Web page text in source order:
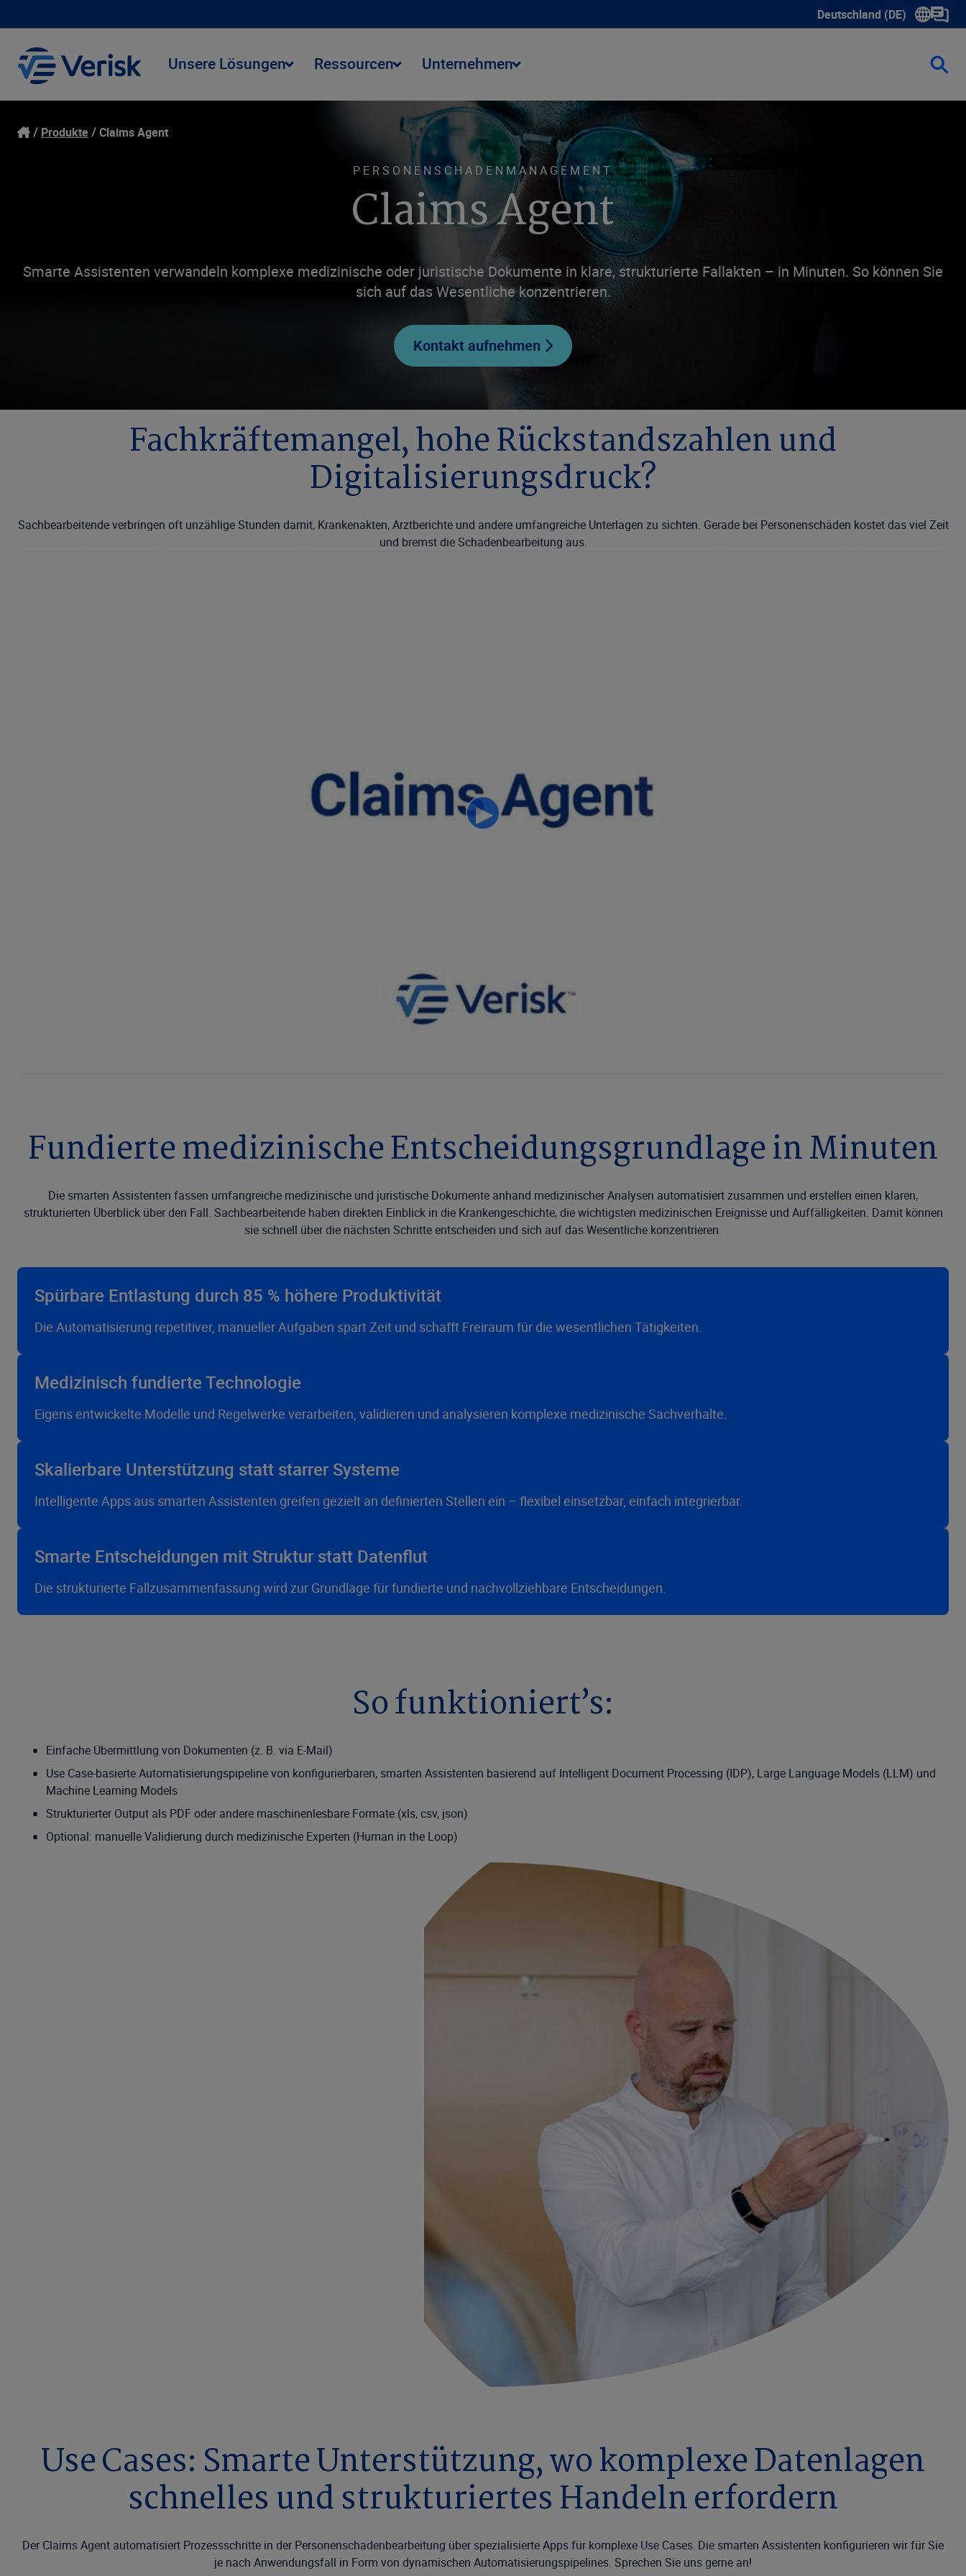
Deutschland (DE)
Show submenu for
Unsere Lösungen Ressourcen Unternehmen
Produkte Claims Agent
PERSONENSCHADENMANAGEMENT
Claims Agent
Smarte Assistenten verwandeln komplexe medizinische oder juristische Dokumente in klare, strukturierte Fallakten – in Minuten. So können Sie
sich auf das Wesentliche konzentrieren.
Kontakt aufnehmen
Fachkräftemangel, hohe Rückstands­zahlen und
Digitalisierungs­druck?
Sachbearbeitende verbringen oft unzählige Stunden damit, Krankenakten, Arztberichte und andere umfangreiche Unterlagen zu sichten. Gerade bei Personenschäden kostet das viel Zeit
und bremst die Schadenbearbeitung aus.
Fundierte medizin­ische Entscheidungs­grundlage in Minuten
Die smarten Assistenten fassen umfangreiche medizinische und juristische Dokumente anhand medizinischer Analysen automatisiert zusammen und erstellen einen klaren,
strukturierten Überblick über den Fall. Sachbearbeitende haben direkten Einblick in die Krankengeschichte, die wichtigsten medizinischen Ereignisse und Auffälligkeiten. Damit können
sie schnell über die nächsten Schritte entscheiden und sich auf das Wesentliche konzentrieren.
Spürbare Entlastung durch 85 % höhere Produktivität
Die Automatisierung repetitiver, manueller Aufgaben spart Zeit und schafft Freiraum für die wesentlichen Tätigkeiten.
Medizinisch fundierte Technologie
Eigens entwickelte Modelle und Regelwerke verarbeiten, validieren und analysieren komplexe medizinische Sachverhalte.
Skalierbare Unterstützung statt starrer Systeme
Intelligente Apps aus smarten Assistenten greifen gezielt an definierten Stellen ein – flexibel einsetzbar, einfach integrierbar.
Smarte Entscheidungen mit Struktur statt Datenflut
Die strukturierte Fallzusammenfassung wird zur Grundlage für fundierte und nachvollziehbare Entscheidungen.
So funktioniert’s:
Einfache Übermittlung von Dokumenten (z. B. via E-Mail)
Use Case-basierte Automatisierungspipeline von konfigurierbaren, smarten Assistenten basierend auf Intelligent Document Processing (IDP), Large Language Models (LLM) und
Machine Learning Models
Strukturierter Output als PDF oder andere maschinenlesbare Formate (xls, csv, json)
Optional: manuelle Validierung durch medizinische Experten (Human in the Loop)
Use Cases: Smarte Unterstützung, wo komplexe Datenlagen
schnelles und strukturiertes Handeln erfordern
Der Claims Agent automatisiert Prozessschritte in der Personenschadenbearbeitung über spezialisierte Apps für komplexe Use Cases. Die smarten Assistenten konfigurieren wir für Sie
je nach Anwendungsfall in Form von dynamischen Automatisierungspipelines. Sprechen Sie uns gerne an!